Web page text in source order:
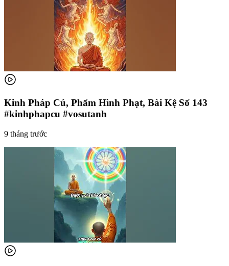
Kinh Pháp Cú, Phẩm Hình Phạt, Bài Kệ Số 143
#kinhphapcu #vosutanh
9 tháng trước